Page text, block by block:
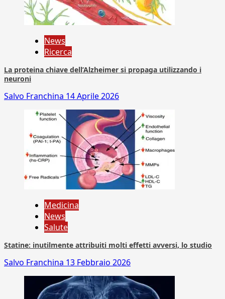
News
Ricerca
La proteina chiave dell’Alzheimer si propaga utilizzando i
neuroni
Salvo Franchina 14 Aprile 2026
Medicina
News
Salute
Statine: inutilmente attribuiti molti effetti avversi, lo studio
Salvo Franchina 13 Febbraio 2026